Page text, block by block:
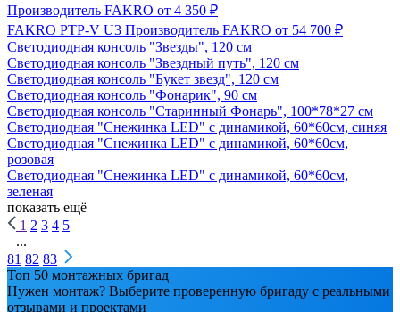
Производитель FAKRO от 4 350 ₽
FAKRO PTP-V U3 Производитель FAKRO от 54 700 ₽
Светодиодная консоль "Звезды", 120 см
Светодиодная консоль "Звездный путь", 120 см
Светодиодная консоль "Букет звезд", 120 см
Светодиодная консоль "Фонарик", 90 см
Светодиодная консоль "Старинный Фонарь", 100*78*27 см
Светодиодная "Снежинка LED" с динамикой, 60*60см, синяя
Светодиодная "Снежинка LED" с динамикой, 60*60см,
розовая
Светодиодная "Снежинка LED" с динамикой, 60*60см,
зеленая
показать ещё
1 2 3 4 5
...
81 82 83
Топ 50 монтажных бригад
Нужен монтаж? Выберите проверенную бригаду с реальными
отзывами и проектами